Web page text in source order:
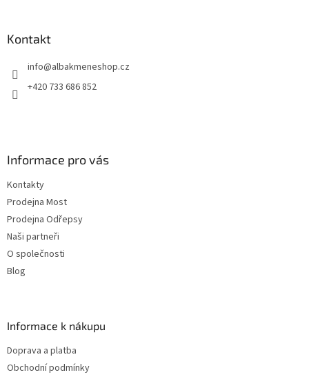
Kontakt
info@albakmeneshop.cz
+420 733 686 852
Informace pro vás
Kontakty
Prodejna Most
Prodejna Odřepsy
Naši partneři
O společnosti
Blog
Informace k nákupu
Doprava a platba
Obchodní podmínky